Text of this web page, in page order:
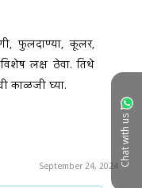
Chat with us
फुलदाण्या, कूलर,
लक्ष ठेवा. तिथे
काळजी घ्या.
September 24, 2024